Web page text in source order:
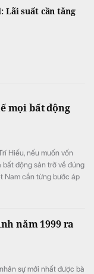
Lãi suất cần tăng
mọi bất động
Hiếu, nếu muốn vốn
bất động sản trở về đúng
Nam cần từng bước áp
năm 1999 ra
sự mới nhất được bà